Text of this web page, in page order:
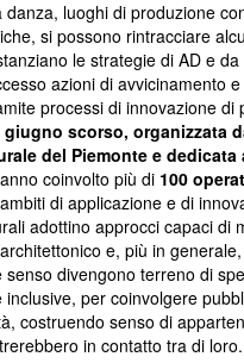
danza, luoghi di produzione
si possono rintracciare
le strategie di AD e
azioni di avvicinamento
processi di innovazione di
scorso, organizzata
del Piemonte e dedicata
coinvolto più di 100
di applicazione e di
adottino approcci capaci di
e, più in
senso divengono terreno di
inclusive, per coinvolgere
costruendo senso di
in contatto tra di